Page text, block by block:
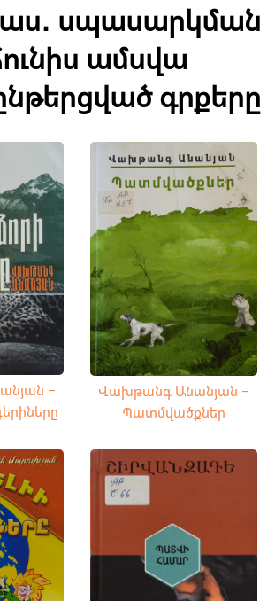
սպասարկման
ամսվա
գրքերը
–
Վախթանգ Անանյան –
Պատմվածքներ